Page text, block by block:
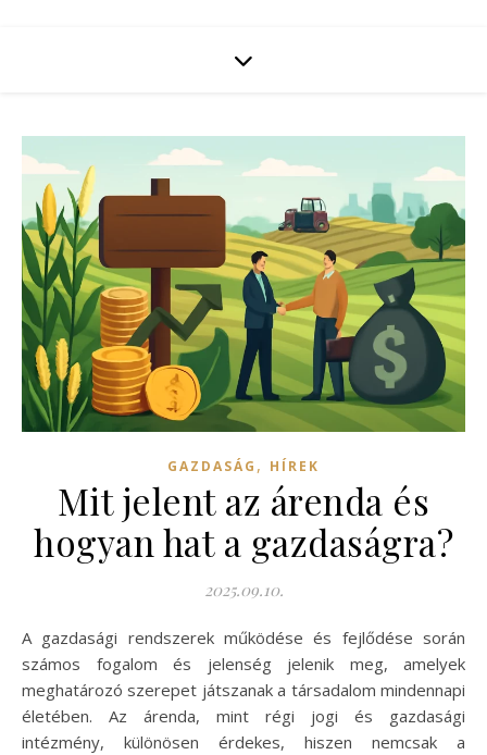
GAZDASÁG , HÍREK
Mit jelent az árenda és
hogyan hat a gazdaságra?
2025.09.10.
A gazdasági rendszerek működése és fejlődése során
számos fogalom és jelenség jelenik meg, amelyek
meghatározó szerepet játszanak a társadalom mindennapi
életében. Az árenda, mint régi jogi és gazdasági
intézmény, különösen érdekes, hiszen nemcsak a